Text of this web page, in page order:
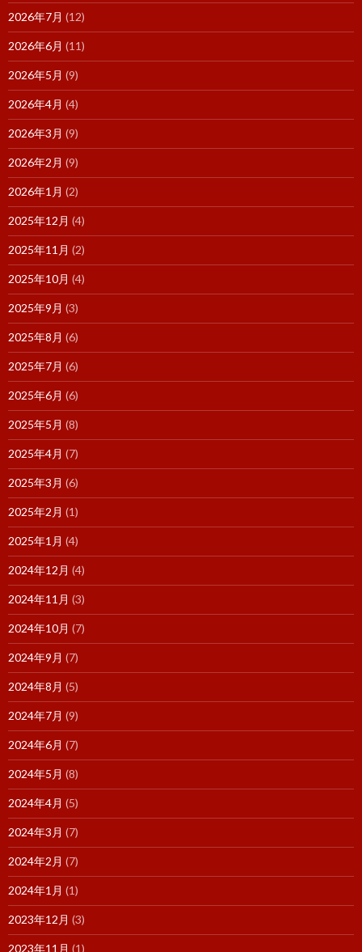
2026年7月 (12)
2026年6月 (11)
2026年5月 (9)
2026年4月 (4)
2026年3月 (9)
2026年2月 (9)
2026年1月 (2)
2025年12月 (4)
2025年11月 (2)
2025年10月 (4)
2025年9月 (3)
2025年8月 (6)
2025年7月 (6)
2025年6月 (6)
2025年5月 (8)
2025年4月 (7)
2025年3月 (6)
2025年2月 (1)
2025年1月 (4)
2024年12月 (4)
2024年11月 (3)
2024年10月 (7)
2024年9月 (7)
2024年8月 (5)
2024年7月 (9)
2024年6月 (7)
2024年5月 (8)
2024年4月 (5)
2024年3月 (7)
2024年2月 (7)
2024年1月 (1)
2023年12月 (3)
2023年11月 (1)